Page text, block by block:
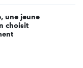
une jeune
choisit